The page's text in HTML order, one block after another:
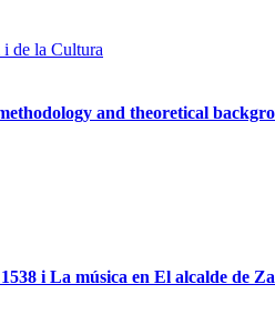
de la Cultura
and theoretical
i La música en El alcalde de